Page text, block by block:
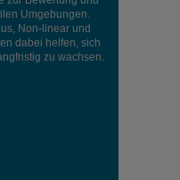
Umgebungen.
Non-linear und
dabei helfen, sich
zu wachsen.